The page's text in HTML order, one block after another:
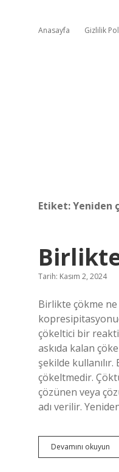
Anasayfa Gizlilik
Etiket:Yeniden
Tarih: Kasım 2, 2024
Birlikte çökme
çökeltici bir
askıda kalan
şekilde
çökeltmedir.
çözünen veya
adı verilir.
Devamını okuyun